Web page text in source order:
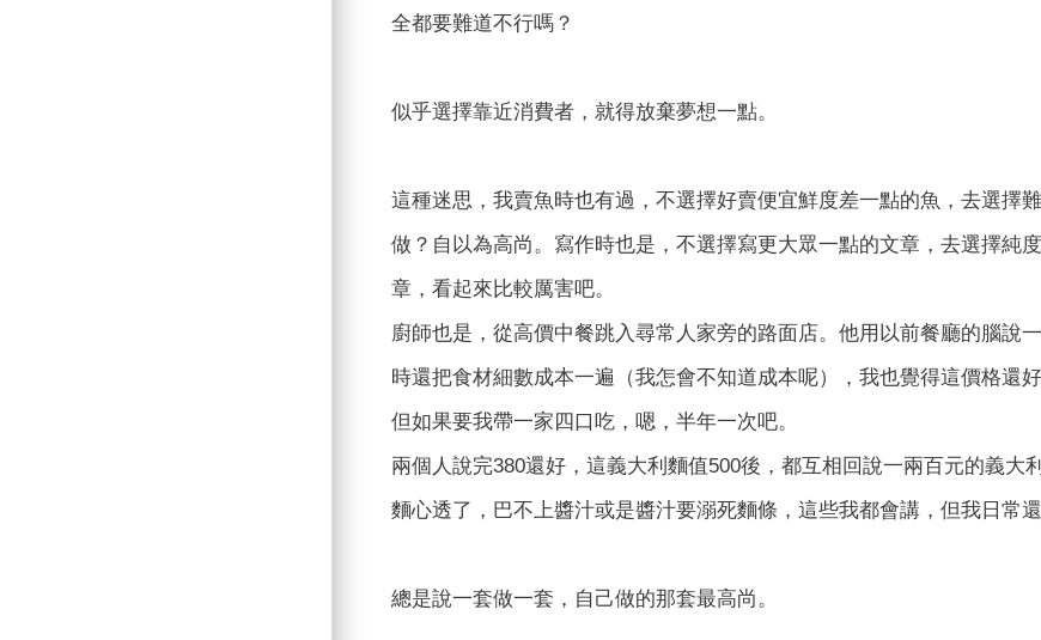
全都要難道不行嗎？
似乎選擇靠近消費者，就得放棄夢想一點。
這種迷思，我賣魚時也有過，不選擇好賣便宜鮮度差一點的魚，去選擇
做？自以為高尚。寫作時也是，不選擇寫更大眾一點的文章，去選擇純
章，看起來比較厲害吧。
廚師也是，從高價中餐跳入尋常人家旁的路面店。他用以前餐廳的腦說
時還把食材細數成本一遍（我怎會不知道成本呢），我也覺得這價格還好
但如果要我帶一家四口吃，嗯，半年一次吧。
兩個人說完380還好，這義大利麵值500後，都互相回說一兩百元的義大
麵心透了，巴不上醬汁或是醬汁要溺死麵條，這些我都會講，但我日常
總是說一套做一套，自己做的那套最高尚。